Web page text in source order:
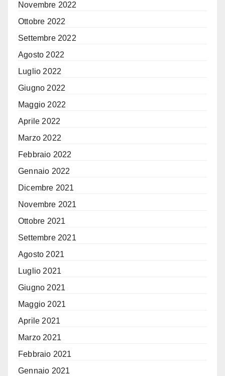
Novembre 2022
Ottobre 2022
Settembre 2022
Agosto 2022
Luglio 2022
Giugno 2022
Maggio 2022
Aprile 2022
Marzo 2022
Febbraio 2022
Gennaio 2022
Dicembre 2021
Novembre 2021
Ottobre 2021
Settembre 2021
Agosto 2021
Luglio 2021
Giugno 2021
Maggio 2021
Aprile 2021
Marzo 2021
Febbraio 2021
Gennaio 2021